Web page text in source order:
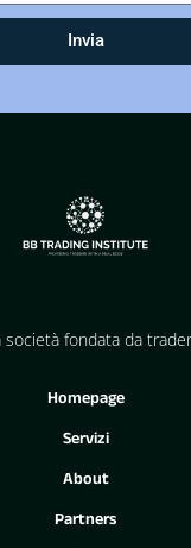
Invia
società fondata da
Homepage
Servizi
About
Partners